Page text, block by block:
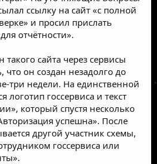
ссылку на сайт «с полной
и просил прислать
отчётности».
сайта через сервисы
он создан незадолго до
три недели. На единственной
логотип госсервиса и текст
который спустя несколько
успешна». После
другой участник схемы,
госсервиса или